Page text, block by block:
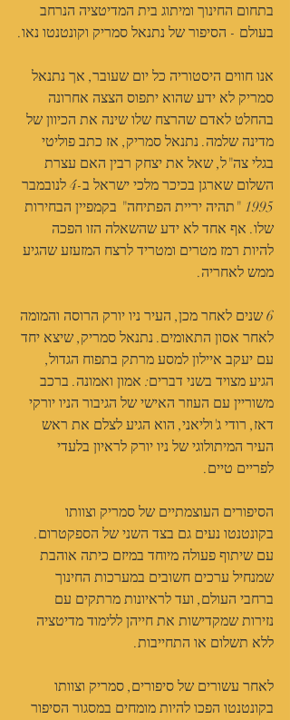
בתחום החינוך ומיתוג בית המדיטציה הנרחב
בעולם - הסיפור של נתנאל סמריק וקונטנטו נאו.
אנו חווים היסטוריה כל יום שעובר, אך נתנאל
סמריק לא ידע שהוא יתפוס הצצה אחרונה
בהחלט לאדם שהרצח שלו שינה את הכיוון של
מדינה שלמה. נתנאל סמריק, אז כתב פוליטי
בגלי צה"ל, שאל את יצחק רבין האם עצרת
השלום שארגן בכיכר מלכי ישראל ב-4 לנובמבר
1995 "תהיה יריית הפתיחה" בקמפיין הבחירות
שלו. אף אחד לא ידע שהשאלה הזו הפכה
להיות רמז מטרים ומטריד לרצח המזעזע שהגיע
ממש לאחריה.
6 שנים לאחר מכן, העיר ניו יורק הרוסה והמומה
לאחר אסון התאומים. נתנאל סמריק, שיצא יחד
עם יעקב איילון למסע מרתק בתפוח הגדול,
הגיע מצויד בשני דברים: אמון ואמונה. ברכב
משוריין עם העוזר האישי של הגיבור הניו יורקי
דאז, רודי ג'וליאני, הוא הגיע לצלם את ראש
העיר המיתולוגי של ניו יורק לראיון בלעדי
לפריים טיים.
הסיפורים העוצמתיים של סמריק וצוותו
בקונטנטו נעים גם בצד השני של הספקטרום.
עם שיתוף פעולה מיוחד במיזם כיתה אוהבת
שמנחיל ערכים חשובים במערכות החינוך
ברחבי העולם, ועד לראיונות מרתקים עם
נזירות שמקדישות את חייהן ללימוד מדיטציה
ללא תשלום או התחייבות.
לאחר עשורים של סיפורים, סמריק וצוותו
בקונטנטו הפכו להיות מומחים במסגור הסיפור